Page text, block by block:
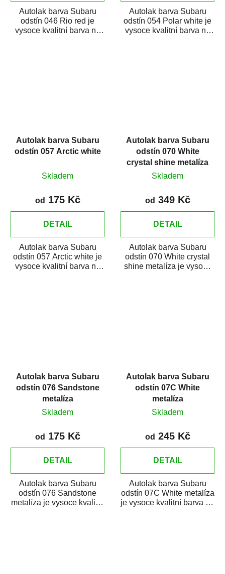
Autolak barva Subaru
odstín 046 Rio red je
vysoce kvalitní barva na
Autolak barva Subaru
odstín 054 Polar white je
vysoce kvalitní barva na
Autolak barva Subaru
odstín 057 Arctic white
Skladem
od 175 Kč
DETAIL
Autolak barva Subaru
odstín 057 Arctic white je
vysoce kvalitní barva na
Autolak barva Subaru
odstín 070 White
crystal shine metalíza
Skladem
od 349 Kč
DETAIL
Autolak barva Subaru
odstín 070 White crystal
shine metalíza je vysoce
Autolak barva Subaru
odstín 076 Sandstone
metalíza
Skladem
od 175 Kč
DETAIL
Autolak barva Subaru
odstín 076 Sandstone
metalíza je vysoce kvalitní
Autolak barva Subaru
odstín 07C White
metalíza
Skladem
od 245 Kč
DETAIL
Autolak barva Subaru
odstín 07C White metalíza
je vysoce kvalitní barva na